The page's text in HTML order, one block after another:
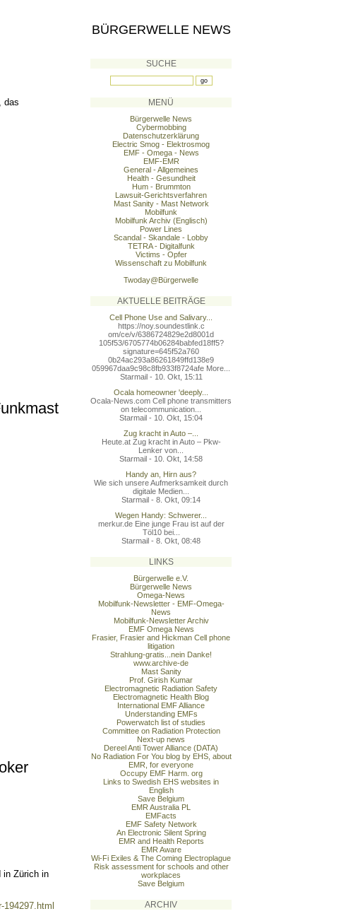
das
in Zürich in
BÜRGERWELLE NEWS
SUCHE
MENÜ
Bürgerwelle News
Cybermobbing
Datenschutzerklärung
Electric Smog - Elektrosmog
EMF - Omega - News
EMF-EMR
General - Allgemeines
Health - Gesundheit
Hum - Brummton
Lawsuit-Gerichtsverfahren
Mast Sanity - Mast Network
Mobilfunk
Mobilfunk Archiv (Englisch)
Power Lines
Scandal - Skandale - Lobby
TETRA - Digitalfunk
Victims - Opfer
Wissenschaft zu Mobilfunk
Twoday@Bürgerwelle
AKTUELLE BEITRÄGE
Cell Phone Use and Salivary...
https://noy.soundestlink.c
om/ce/v/6386724829e2d8001d
105f53/6705774b06284babfed18ff5?
signature=645f52a760
0b24ac293a86261849ffd138e9
059967daa9c98c8fb933f8724afe More...
Starmail - 10. Okt, 15:11
Ocala homeowner 'deeply...
Ocala-News.com Cell phone transmitters
on telecommunication...
Starmail - 10. Okt, 15:04
Zug kracht in Auto –...
Heute.at Zug kracht in Auto – Pkw-
Lenker von...
Starmail - 10. Okt, 14:58
Handy an, Hirn aus?
Wie sich unsere Aufmerksamkeit durch
digitale Medien...
Starmail - 8. Okt, 09:14
Wegen Handy: Schwerer...
merkur.de Eine junge Frau ist auf der
Töl10 bei...
Starmail - 8. Okt, 08:48
LINKS
Bürgerwelle e.V.
Bürgerwelle News
Omega-News
Mobilfunk-Newsletter - EMF-Omega-
News
Mobilfunk-Newsletter Archiv
EMF Omega News
Frasier, Frasier and Hickman Cell phone
litigation
Strahlung-gratis...nein Danke!
www.archive-de
Mast Sanity
Prof. Girish Kumar
Electromagnetic Radiation Safety
Electromagnetic Health Blog
International EMF Alliance
Understanding EMFs
Powerwatch list of studies
Committee on Radiation Protection
Next-up news
Dereel Anti Tower Alliance (DATA)
No Radiation For You blog by EHS, about
EMR, for everyone
Occupy EMF Harm. org
Links to Swedish EHS websites in
English
Save Belgium
EMR Australia PL
EMFacts
EMF Safety Network
An Electronic Silent Spring
EMR and Health Reports
EMR Aware
Wi-Fi Exiles & The Coming Electroplague
Risk assessment for schools and other
workplaces
Save Belgium
ARCHIV